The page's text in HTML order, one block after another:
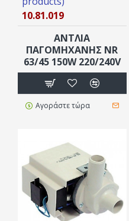
10.81.019
ΑΝΤΛΙΑ
ΠΑΓΟΜΗΧΑΝΗΣ NR
63/45 150W 220/240V
Αγοράστε τώρα